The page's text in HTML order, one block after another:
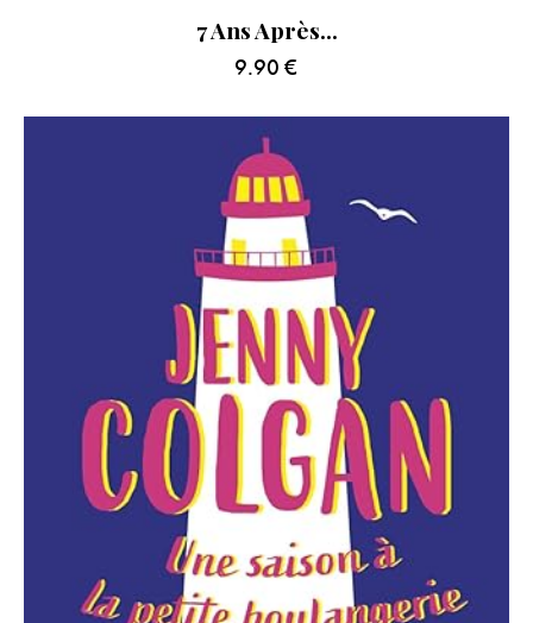
7 Ans Après…
9.90 €